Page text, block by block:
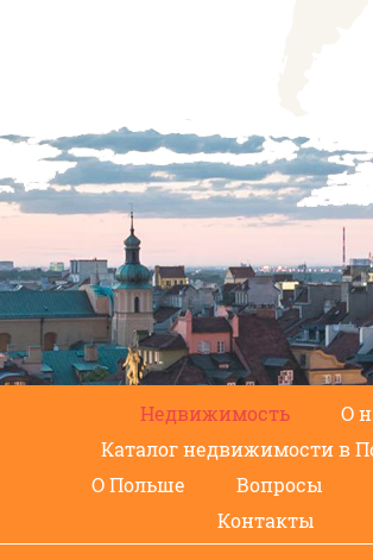
Недвижимость
О
Каталог недвижимости в
О Польше
Вопросы
Контакты